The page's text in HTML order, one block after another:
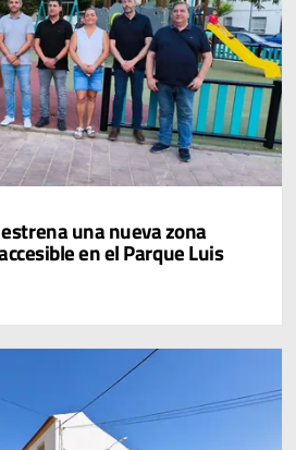
una nueva zona
en el Parque Luis